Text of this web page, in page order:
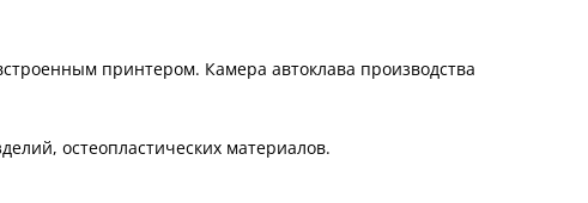
принтером. Камера автоклава производства
остеопластических материалов.